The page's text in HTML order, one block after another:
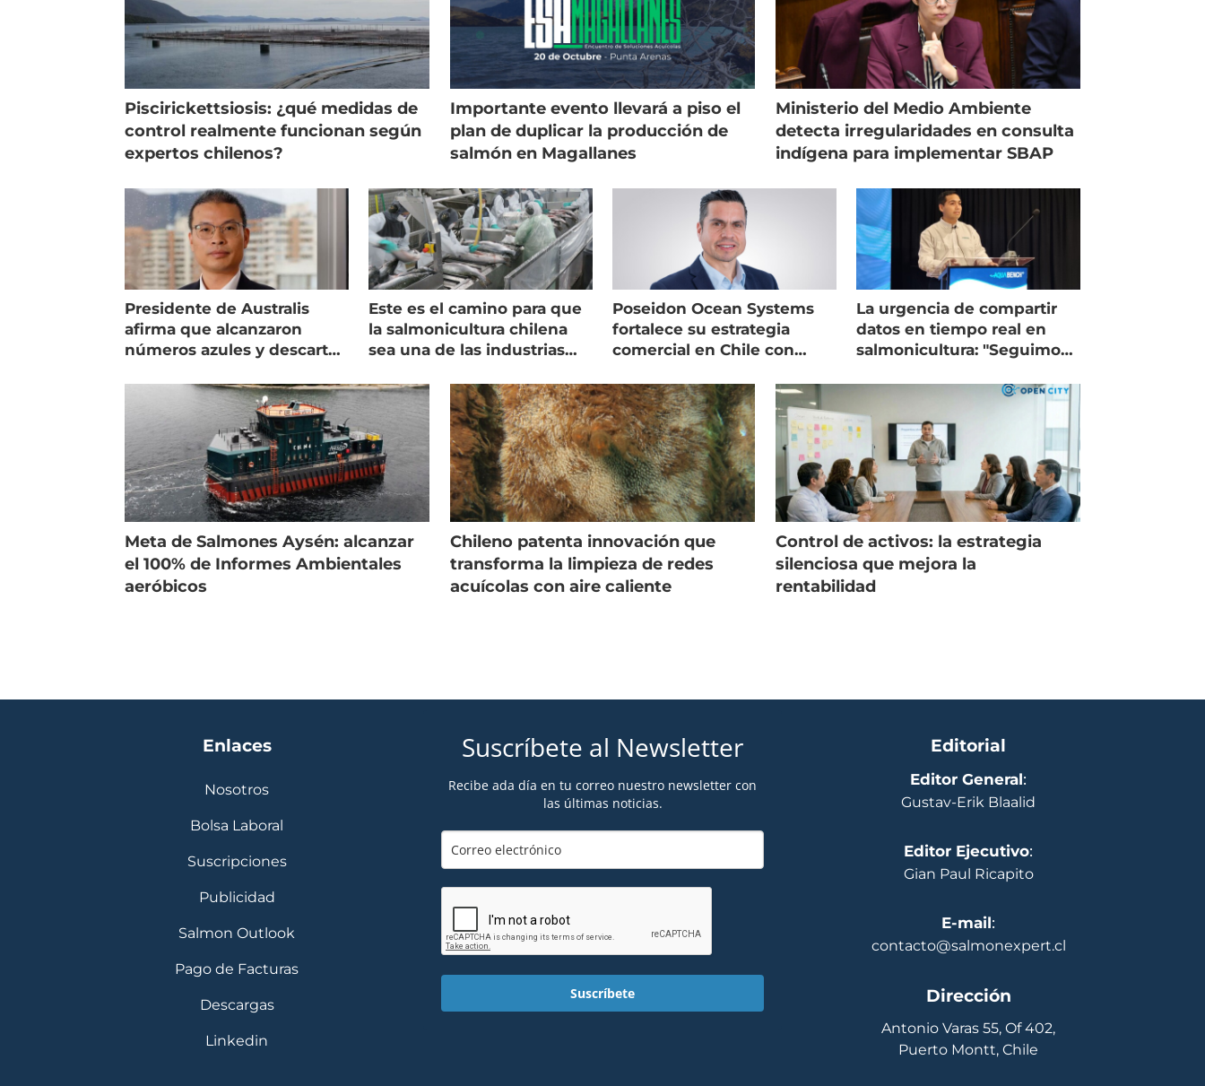
Piscirickettsiosis: ¿qué medidas de
control realmente funcionan según
expertos chilenos?
Importante evento llevará a piso el
plan de duplicar la producción de
salmón en Magallanes
Ministerio del Medio Ambiente
detecta irregularidades en consulta
indígena para implementar SBAP
Presidente de Australis
afirma que alcanzaron
números azules y descarta
Este es el camino para que
la salmonicultura chilena
sea una de las industrias
Poseidon Ocean Systems
fortalece su estrategia
comercial en Chile con
La urgencia de compartir
datos en tiempo real en
salmonicultura: "Seguimos
Meta de Salmones Aysén: alcanzar
el 100% de Informes Ambientales
aeróbicos
Chileno patenta innovación que
transforma la limpieza de redes
acuícolas con aire caliente
Control de activos: la estrategia
silenciosa que mejora la
rentabilidad
Enlaces
Nosotros
Bolsa Laboral
Suscripciones
Publicidad
Salmon Outlook
Pago de Facturas
Descargas
Linkedin
Suscríbete al Newsletter
Recibe ada día en tu correo nuestro newsletter con
las últimas noticias.
Suscríbete
Editorial
Editor General:
Gustav-Erik Blaalid
Editor Ejecutivo:
Gian Paul Ricapito
E-mail:
contacto@salmonexpert.cl
Dirección
Antonio Varas 55, Of 402,
Puerto Montt, Chile